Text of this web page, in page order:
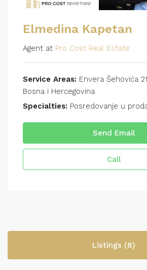
Elmedina Kapetan
Agent at Pro Cost Real Estate
Service Areas: Envera Šehovića
Bosna i Hercegovina
Specialties: Posredovanje u
Send Email
Call
Listings (8)